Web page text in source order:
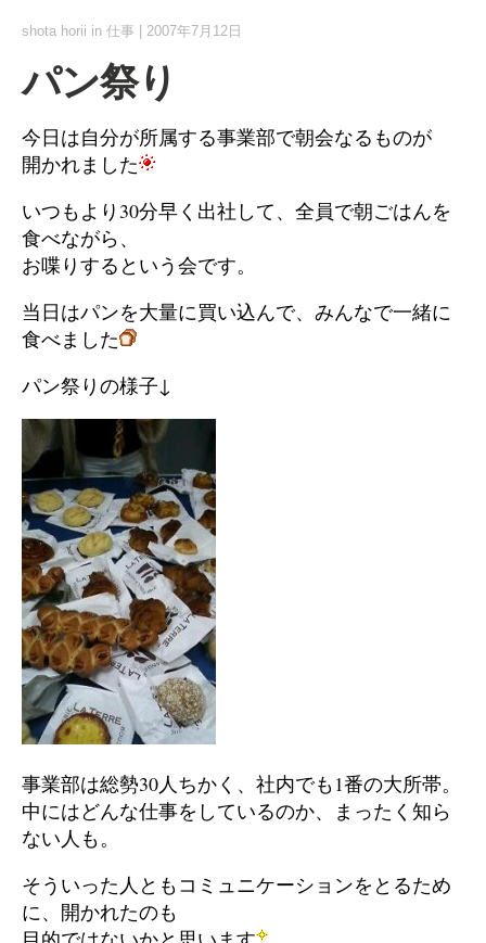
shota horii in 仕事 2007年7月12日
パン祭り
今日は自分が所属する事業部で朝会なるものが
開かれました
いつもより30分早く出社して、全員で朝ごはんを
食べながら、
お喋りするという会です。
当日はパンを大量に買い込んで、みんなで一緒に
食べました
パン祭りの様子↓
事業部は総勢30人ちかく、社内でも1番の大所帯。
中にはどんな仕事をしているのか、まったく知ら
ない人も。
そういった人ともコミュニケーションをとるため
に、開かれたのも